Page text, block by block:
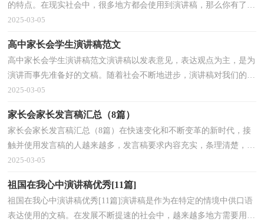
的特点。在现实社会中，很多地方都会使用到演讲稿，那么你有了解
过演讲稿吗？以下是小编整理的新年演讲稿，希望能够帮助...
2025-03-05
高中家长会学生演讲稿范文
高中家长会学生演讲稿范文演讲稿以发表意见，表达观点为主，是为
演讲而事先准备好的文稿。随着社会不断地进步，演讲稿对我们的作
用越来越大，那要怎么写好演讲稿呢？以下是小编精心整...
2025-03-05
家长会家长发言稿汇总（8篇）
家长会家长发言稿汇总（8篇）在快速变化和不断变革的新时代，接
触并使用发言稿的人越来越多，发言稿要求内容充实，条理清楚，重
点突出。那么你有了解过发言稿吗？以下是小编收集整理的家...
2025-03-05
祖国在我心中演讲稿优秀[11篇]
祖国在我心中演讲稿优秀[11篇]演讲稿是作为在特定的情境中供口语
表达使用的文稿。在发展不断提速的社会中，越来越多地方需要用到